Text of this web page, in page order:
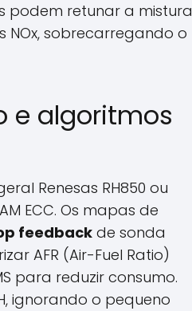
podem retunar a mistura
NOx, sobrecarregando o
e algoritmos
Renesas RH850 ou
ECC. Os mapas de
feedback de sonda
AFR (Air-Fuel Ratio)
para reduzir consumo.
ignorando o pequeno